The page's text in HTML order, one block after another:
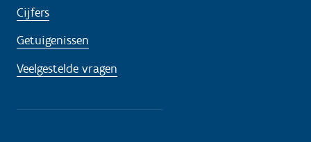
Cijfers
Getuigenissen
Veelgestelde vragen